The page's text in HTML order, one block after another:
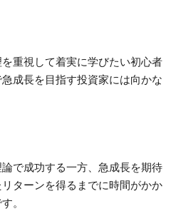
重視して着実に学びたい初心者
成長を目指す投資家には向かな
で成功する一方、急成長を期待
ターンを得るまでに時間がかか
。